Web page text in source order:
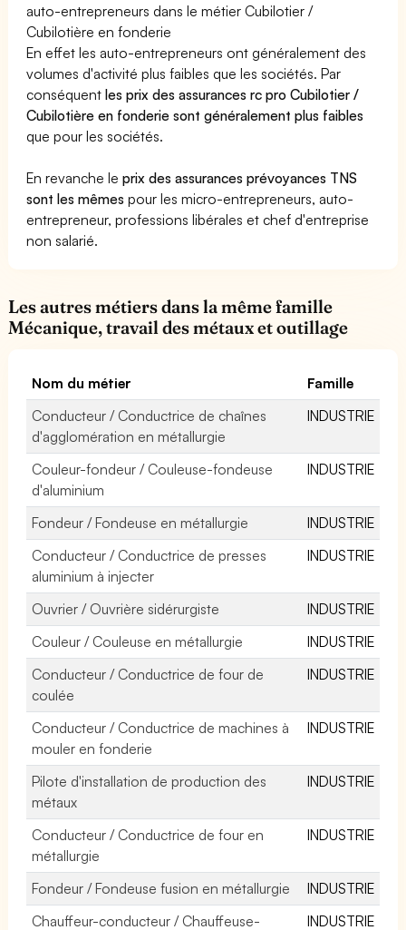
auto-entrepreneurs dans le métier Cubilotier /
Cubilotière en fonderie
En effet les auto-entrepreneurs ont généralement des
volumes d'activité plus faibles que les sociétés. Par
conséquentles prix des assurances rc pro Cubilotier /
Cubilotière en fonderie sont généralement plus faibles
que pour les sociétés.
En revanche leprix des assurances prévoyances TNS
sont les mêmes pour les micro-entrepreneurs, auto-
entrepreneur, professions libérales et chef d'entreprise
non salarié.
Les autres métiers dans la même famille
Mécanique, travail des métaux et outillage
Nom du métier
Famille
Conducteur / Conductrice de chaînes
d'agglomération en métallurgie
INDUSTRIE
Couleur-fondeur / Couleuse-fondeuse
d'aluminium
INDUSTRIE
Fondeur / Fondeuse en métallurgie
INDUSTRIE
Conducteur / Conductrice de presses
aluminium à injecter
INDUSTRIE
Ouvrier / Ouvrière sidérurgiste
INDUSTRIE
Couleur / Couleuse en métallurgie
INDUSTRIE
Conducteur / Conductrice de four de
coulée
INDUSTRIE
Conducteur / Conductrice de machines à
mouler en fonderie
INDUSTRIE
Pilote d'installation de production des
métaux
INDUSTRIE
Conducteur / Conductrice de four en
métallurgie
INDUSTRIE
Fondeur / Fondeuse fusion en métallurgie
INDUSTRIE
Chauffeur-conducteur / Chauffeuse-
INDUSTRIE